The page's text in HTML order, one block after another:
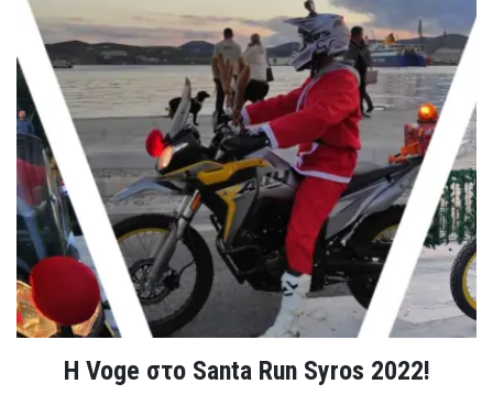
Η Voge στο Santa Run Syros 2022!